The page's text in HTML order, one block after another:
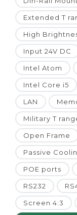
Extended T
High
Input 24V DC
Intel Atom
Intel Core i5
LAN
Military T
Open Frame
Passive
POE ports
RS232
Screen 4:3